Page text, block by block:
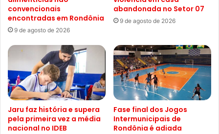
convencionais
encontradas em Rondônia
9 de agosto de 2026
abandonada no Setor 07
9 de agosto de 2026
Jaru faz história e supera
pela primeira vez a média
nacional no IDEB
Fase final dos Jogos
Intermunicipais de
Rondônia é adiada